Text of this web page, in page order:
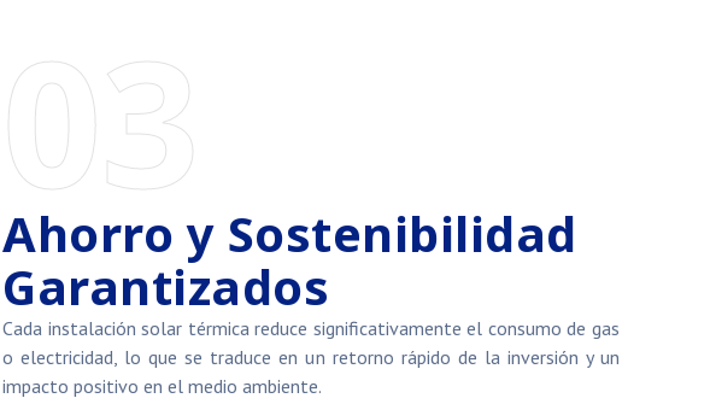
03
Ahorro y Sostenibilidad
Garantizados
Cada instalación solar térmica reduce significativamente el consumo de gas
o electricidad, lo que se traduce en un retorno rápido de la inversión y un
impacto positivo en el medio ambiente.